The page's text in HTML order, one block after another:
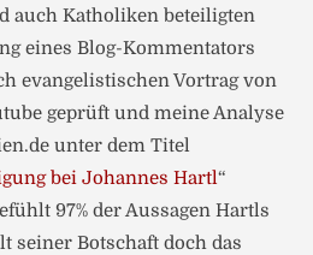
auch Katholiken beteiligten
eines Blog-Kommentators
evangelistischen Vortrag von
geprüft und meine Analyse
unter dem Titel
bei Johannes Hartl“
97% der Aussagen Hartls
seiner Botschaft doch das